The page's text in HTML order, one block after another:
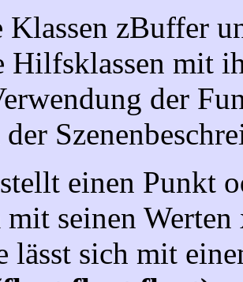
Klassen zBuffer
Hilfsklassen mit
der
stellt einen Punkt
mit seinen
lässt sich mit